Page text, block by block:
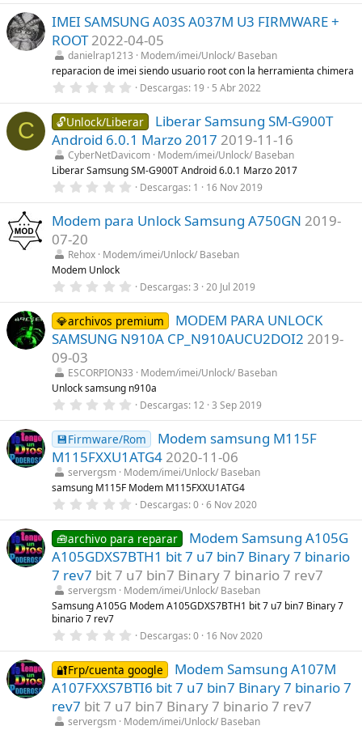
s
)
0
0
e
s
t
r
e
l
a
(
s
)
IMEI SAMSUNG A03S A037M U3 FIRMWARE +
ROOT 2022-04-05
danielrap1213
Modem/imei/Unlock/ Baseban
reparacion de imei siendo usuario root con la herramienta chimera
0
0
0
e
s
t
r
e
l
(
Descargas 19 5 Abr 2022
C 🔓Unlock/Liberar
Liberar Samsung SM-G900T
Android 6.0.1 Marzo 2017 2019-11-16
CyberNetDavicom Modem/imei/Unlock/ Baseban
Liberar Samsung SM-G900T Android 6.0.1 Marzo 2017
0
0
0
e
t
l
a
(
s
)
Descargas 1 16 Nov 2019
Modem para Unlock Samsung A750GN 2019-
07-20
Rehox Modem/imei/Unlock/ Baseban
Modem Unlock
0
0
0
e
s
e
l
a
(
s
)
Descargas 3 20 Jul 2019
💎archivos premium
MODEM PARA UNLOCK
SAMSUNG N910A CP_N910AUCU2DOI2 2019-
09-03
ESCORPION33
Modem/imei/Unlock/ Baseban
Unlock samsung n910a
0
0
0
e
s
t
r
e
l
a
(
s
)
Descargas 12 3 Sep 2019
💾Firmware/Rom
Modem samsung M115F
M115FXXU1ATG4 2020-11-06
servergsm Modem/imei/Unlock/ Baseban
samsung M115F Modem M115FXXU1ATG4
0
0
0
e
s
t
r
e
l
s
)
Descargas 0 6 Nov 2020
🧰archivo para reparar
Modem Samsung A105G
A105GDXS7BTH1 bit 7 u7 bin7 Binary 7 binario
7 rev7 bit 7 u7 bin7 Binary 7 binario 7 rev7
servergsm Modem/imei/Unlock/ Baseban
Samsung A105G Modem A105GDXS7BTH1 bit 7 u7 bin7 Binary 7
binario 7 rev7
0
0
0
e
s
r
e
Descargas 0 16 Nov 2020
🔐Frp/cuenta google
Modem Samsung A107M
A107FXXS7BTI6 bit 7 u7 bin7 Binary 7 binario 7
rev7 bit 7 u7 bin7 Binary 7 binario 7 rev7
servergsm Modem/imei/Unlock/ Baseban